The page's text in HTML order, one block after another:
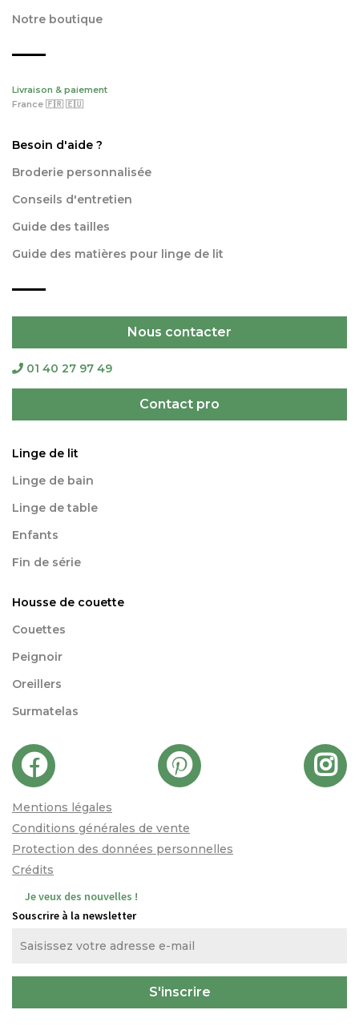
Notre boutique
Livraison & paiement
France 🇫🇷 🇪🇺
Besoin d'aide ?
Broderie personnalisée
Conseils d'entretien
Guide des tailles
Guide des matières pour linge de lit
Nous contacter
01 40 27 97 49
Contact pro
Linge de lit
Linge de bain
Linge de table
Enfants
Fin de série
Housse de couette
Couettes
Peignoir
Oreillers
Surmatelas
Mentions légales
Conditions générales de vente
Protection des données personnelles
Crédits
Je veux des nouvelles !
Souscrire à la newsletter